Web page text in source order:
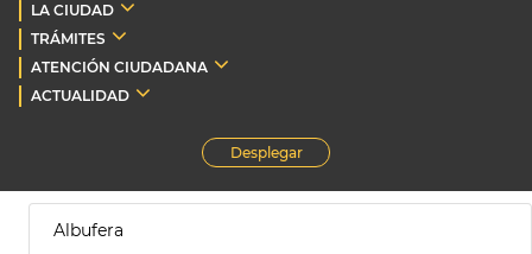
LA CIUDAD
TRÁMITES
ATENCIÓN CIUDADANA
ACTUALIDAD
Desplegar
Albufera